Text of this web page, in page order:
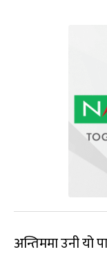
अन्तिममा उनी यो